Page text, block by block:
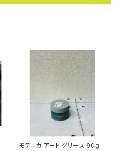
モデニカ アート グリース 90g